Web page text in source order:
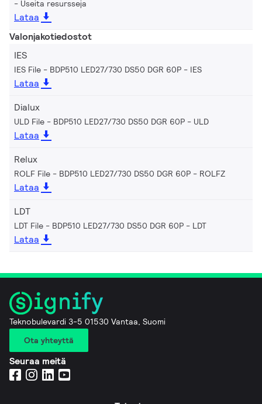
Useita resursseja
Lataa
Valonjakotiedostot
IES
IES File - BDP510 LED27/730 DS50 DGR 60P IES
Lataa
Dialux
ULD File - BDP510 LED27/730 DS50 DGR 60P ULD
Lataa
Relux
ROLF File - BDP510 LED27/730 DS50 DGR 60P ROLFZ
Lataa
LDT
LDT File - BDP510 LED27/730 DS50 DGR 60P LDT
Lataa
Teknobulevardi 3-5 01530 Vantaa, Suomi
Ota yhteyttä
Seuraa meitä